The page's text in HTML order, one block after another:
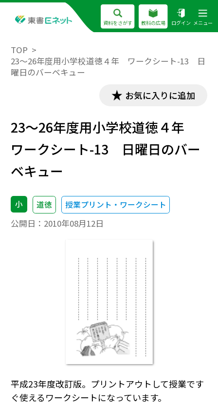
資料をさがす 教科の広場 ログイン メニュー
TOP
23～26年度用小学校道徳４年 ワークシート-13 日
曜日のバーベキュー
お気に入りに追加
23～26年度用小学校道徳４年
ワークシート-13 日曜日のバー
ベキュー
小 道徳 授業プリント・ワークシート
公開日： 2010年08月12日
平成23年度改訂版。プリントアウトして授業です
ぐ使えるワークシートになっています。